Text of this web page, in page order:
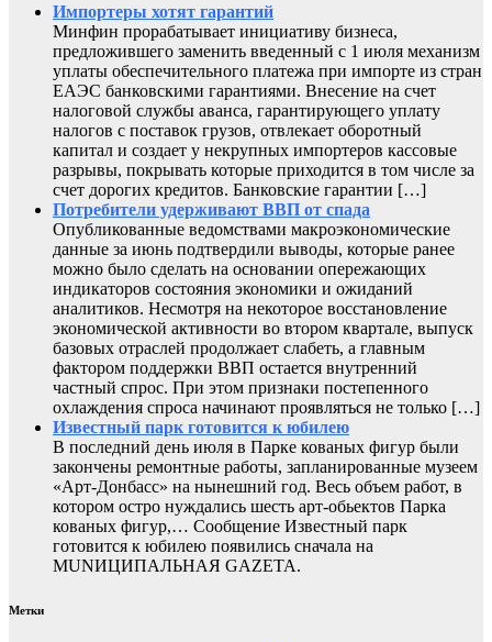
Импортеры хотят гарантий
Минфин прорабатывает инициативу бизнеса,
предложившего заменить введенный с 1 июля механизм
уплаты обеспечительного платежа при импорте из стран
ЕАЭС банковскими гарантиями. Внесение на счет
налоговой службы аванса, гарантирующего уплату
налогов с поставок грузов, отвлекает оборотный
капитал и создает у некрупных импортеров кассовые
разрывы, покрывать которые приходится в том числе за
счет дорогих кредитов. Банковские гарантии […]
Потребители удерживают ВВП от спада
Опубликованные ведомствами макроэкономические
данные за июнь подтвердили выводы, которые ранее
можно было сделать на основании опережающих
индикаторов состояния экономики и ожиданий
аналитиков. Несмотря на некоторое восстановление
экономической активности во втором квартале, выпуск
базовых отраслей продолжает слабеть, а главным
фактором поддержки ВВП остается внутренний
частный спрос. При этом признаки постепенного
охлаждения спроса начинают проявляться не только […]
Известный парк готовится к юбилею
В последний день июля в Парке кованых фигур были
закончены ремонтные работы, запланированные музеем
«Арт-Донбасс» на нынешний год. Весь объем работ, в
котором остро нуждались шесть арт-обьектов Парка
кованых фигур,… Сообщение Известный парк
готовится к юбилею появились сначала на
MUNИЦИПАЛЬНАЯ GAZЕТА.
Метки